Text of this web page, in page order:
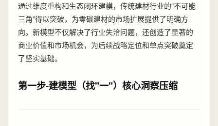
通过维度重构和生态闭环建模，传统建材行业的“不可能
三角”得以突破，为零碳建材的市场扩展提供了明确方
向。新模型不仅解决了行业失洽问题，还创造了显著的
商业价值和市场机会，为后续战略定位和单点突破奠定
了坚实基础。
第一步-建模型（找"一"）核心洞察压缩